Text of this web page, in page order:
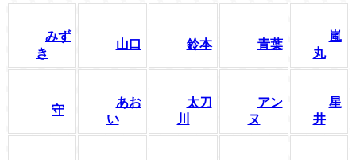
みず
き
山口 鈴本 青葉
嵐
丸
守
あお
い
太刀
川
アン
ヌ
星
井